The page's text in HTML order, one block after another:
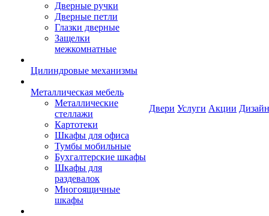
Дверные ручки
Дверные петли
Глазки дверные
Защелки
межкомнатные
Цилиндровые механизмы
Металлическая мебель
Металлические
стеллажи
Картотеки
Шкафы для офиса
Тумбы мобильные
Бухгалтерские шкафы
Шкафы для
раздевалок
Многоящичные
шкафы
Двери Услуги Акции